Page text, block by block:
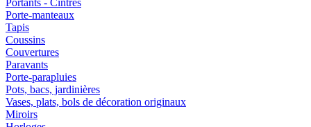
Portants - Cintres
Porte-manteaux
Tapis
Coussins
Couvertures
Paravants
Porte-parapluies
Pots, bacs, jardinières
Vases, plats, bols de décoration originaux
Miroirs